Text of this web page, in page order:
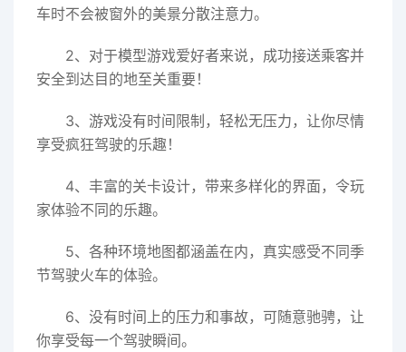
车时不会被窗外的美景分散注意力。
2、对于模型游戏爱好者来说，成功接送乘客并
安全到达目的地至关重要！
3、游戏没有时间限制，轻松无压力，让你尽情
享受疯狂驾驶的乐趣！
4、丰富的关卡设计，带来多样化的界面，令玩
家体验不同的乐趣。
5、各种环境地图都涵盖在内，真实感受不同季
节驾驶火车的体验。
6、没有时间上的压力和事故，可随意驰骋，让
你享受每一个驾驶瞬间。